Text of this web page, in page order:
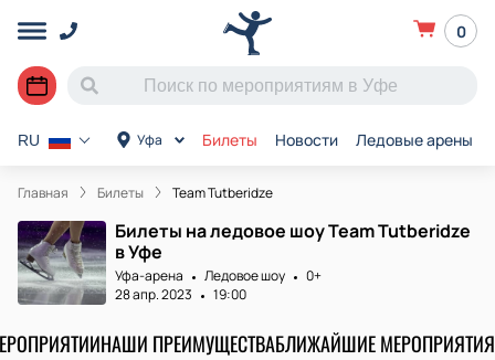
0
Уфа Билеты Новости Ледовые арены
RU
Главная Билеты Team Tutberidze
Билеты на ледовое шоу Team Tutberidze
в Уфе
Уфа-арена Ледовое шоу
0+
28 апр. 2023
19:00
НАШИ ПРЕИМУЩЕСТВАБЛИЖАЙШИЕ МЕРОПРИЯТИЯ